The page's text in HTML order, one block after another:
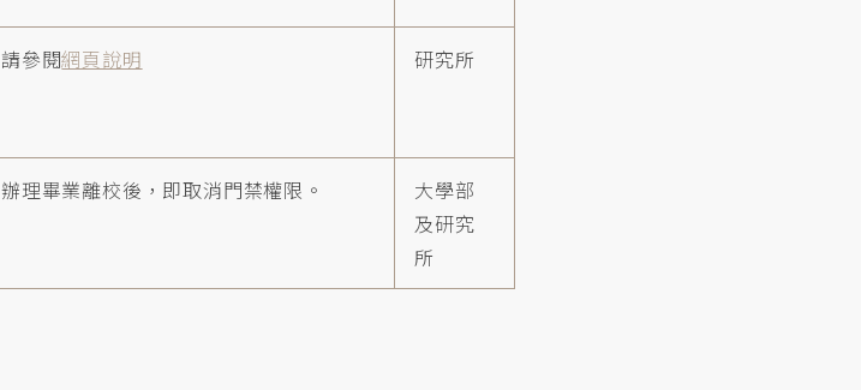
請參閱網頁說明 研究所
辦理畢業離校後，即取消門禁權限。
大學部
及研究
所